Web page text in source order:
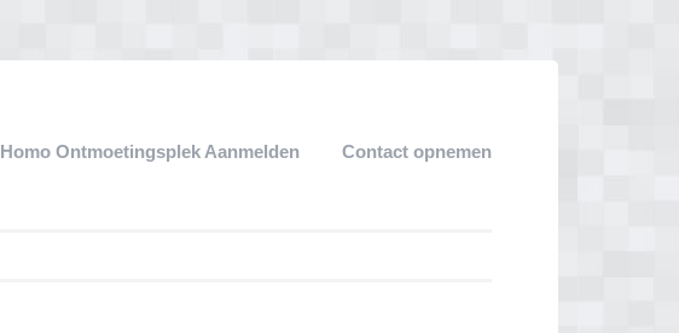
Homo Ontmoetingsplek Aanmelden Contact opnemen